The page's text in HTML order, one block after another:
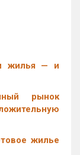
жилья — и
рынок
жилье